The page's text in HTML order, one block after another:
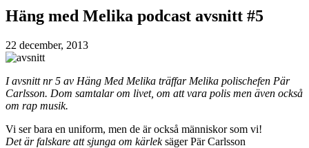
Häng med Melika podcast avsnitt #5
22 december, 2013
I avsnitt nr 5 av Häng Med Melika träffar Melika polischefen Pär
Carlsson. Dom samtalar om livet, om att vara polis men även också
om rap musik.
Vi ser bara en uniform, men de är också människor som vi!
Det är falskare att sjunga om kärleksäger Pär Carlsson